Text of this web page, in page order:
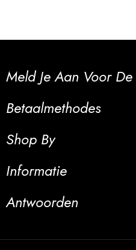
Meld Je Aan Voor
Betaalmethodes
Shop By
Informatie
Antwoorden